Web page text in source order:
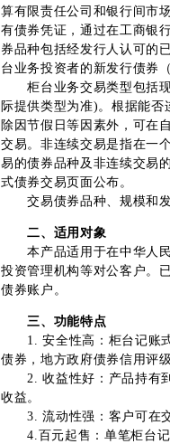
算有限责任公司和银行间市
有债券凭证，通过在工商银
券品种包括经发行人认可的
台业务投资者的新发行债券
柜台业务交易类型包括现
际提供类型为准)。根据能
除因节假日等因素外，可在
交易。非连续交易是指在一
易的债券品种及非连续交易
式债券交易页面公布。
交易债券品种、规模和发
二、适用对象
本产品适用于在中华人民
投资管理机构等对公客户。
债券账户。
三、功能特点
1. 安全性高：柜台记账式
债券，地方政府债券信用评
2. 收益性好：产品持有到
收益。
3. 流动性强：客户可在交
4.百元起售：单笔柜台记